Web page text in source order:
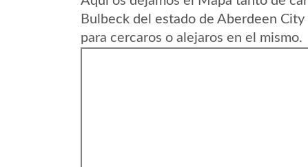
Bulbeck del estado de Aberdeen
para cercaros o alejaros en el mismo.